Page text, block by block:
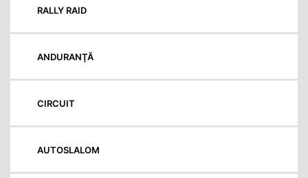
RALLY RAID
ANDURANŢĂ
CIRCUIT
AUTOSLALOM